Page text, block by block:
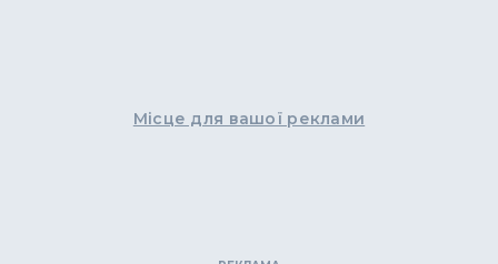
Місце для вашої реклами